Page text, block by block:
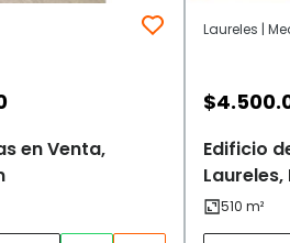
en Venta,
Laureles |
$
Edificio